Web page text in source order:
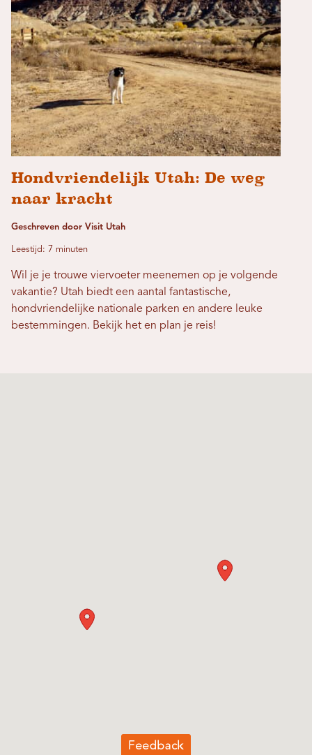
Hondvriendelijk Utah: De weg
naar kracht
Geschreven door Visit Utah
Leestijd: 7 minuten
Wil je je trouwe viervoeter meenemen op je volgende
vakantie? Utah biedt een aantal fantastische,
hondvriendelijke nationale parken en andere leuke
bestemmingen. Bekijk het en plan je reis!